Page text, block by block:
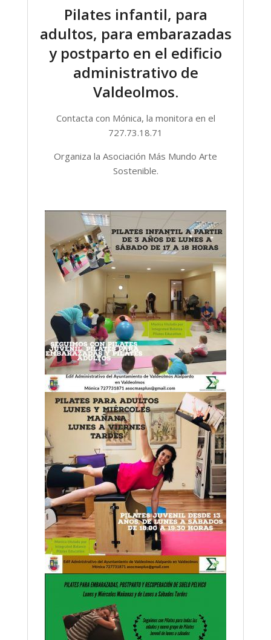
Pilates infantil, para
adultos, para embarazadas
y postparto en el edificio
administrativo de
Valdeolmos.
Contacta con Mónica, la monitora en el
727.73.18.71
Organiza la Asociación Más Mundo Arte
Sostenible.